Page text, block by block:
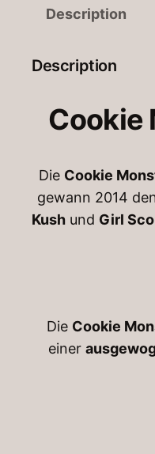
Description
Description
Cookie
Die Cookie
gewann 2014
Kush und Girl
Die Cookie
einer